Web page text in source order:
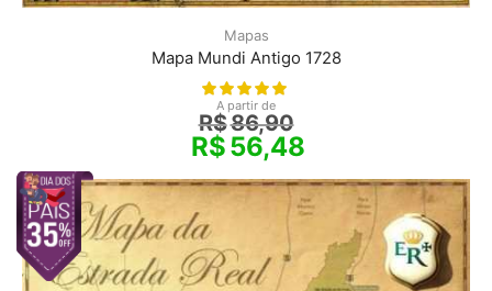
Mapas
Mapa Mundi Antigo 1728
A partir de
R$86,90
R$56,48